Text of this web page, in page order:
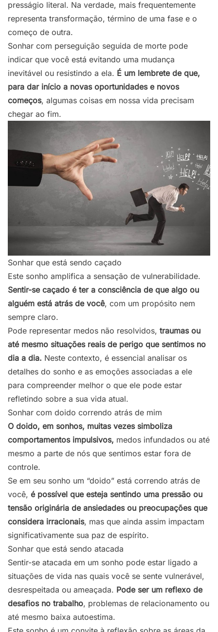
presságio literal. Na verdade, mais frequentemente
representa transformação, término de uma fase e o
começo de outra.
Sonhar com perseguição seguida de morte pode
indicar que você está evitando uma mudança
inevitável ou resistindo a ela. É um lembrete de que,
para dar início a novas oportunidades e novos
começos, algumas coisas em nossa vida precisam
chegar ao fim.
Sonhar que está sendo caçado
Este sonho amplifica a sensação de vulnerabilidade.
Sentir-se caçado é ter a consciência de que algo ou
alguém está atrás de você, com um propósito nem
sempre claro.
Pode representar medos não resolvidos, traumas ou
até mesmo situações reais de perigo que sentimos no
dia a dia. Neste contexto, é essencial analisar os
detalhes do sonho e as emoções associadas a ele
para compreender melhor o que ele pode estar
refletindo sobre a sua vida atual.
Sonhar com doido correndo atrás de mim
O doido, em sonhos, muitas vezes simboliza
comportamentos impulsivos, medos infundados ou até
mesmo a parte de nós que sentimos estar fora de
controle.
Se em seu sonho um “doido” está correndo atrás de
você, é possível que esteja sentindo uma pressão ou
tensão originária de ansiedades ou preocupações que
considera irracionais, mas que ainda assim impactam
significativamente sua paz de espírito.
Sonhar que está sendo atacada
Sentir-se atacada em um sonho pode estar ligado a
situações de vida nas quais você se sente vulnerável,
desrespeitada ou ameaçada. Pode ser um reflexo de
desafios no trabalho, problemas de relacionamento ou
até mesmo baixa autoestima.